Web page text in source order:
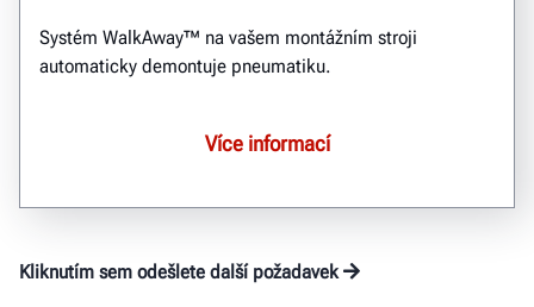
Systém WalkAway™ na vašem montážním stroji
automaticky demontuje pneumatiku.
Více informací
Kliknutím sem odešlete další požadavek